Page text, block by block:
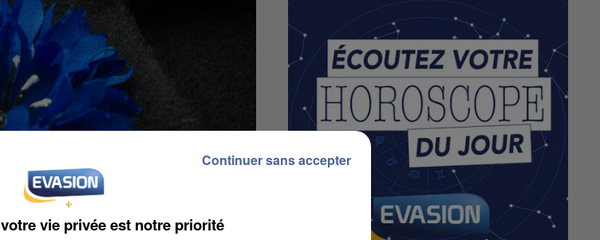
vie privée est notre priorité
Continuer sans accepter